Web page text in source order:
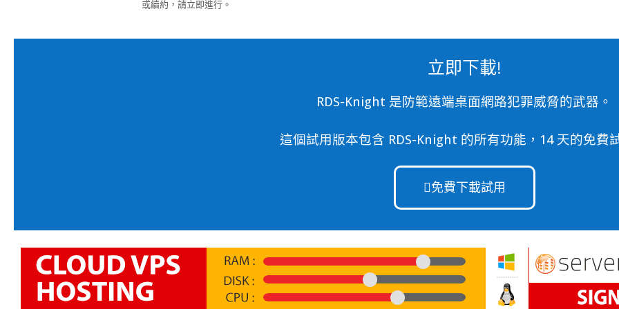
或續約，請立即進行。
立即下載!
RDS-Knight 是防範遠端桌面網路犯罪威脅的武器。
這個試用版本包含 RDS-Knight 的所有功能，14 天的免費
免費下載試用